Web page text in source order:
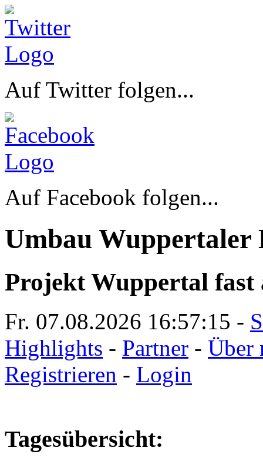
Auf Twitter folgen...
Auf Facebook folgen...
Umbau Wuppertaler
Projekt Wuppertal fast
Fr. 07.08.2026 16:57:16 -
Highlights - Partner - Über
Registrieren - Login
Tagesübersicht: